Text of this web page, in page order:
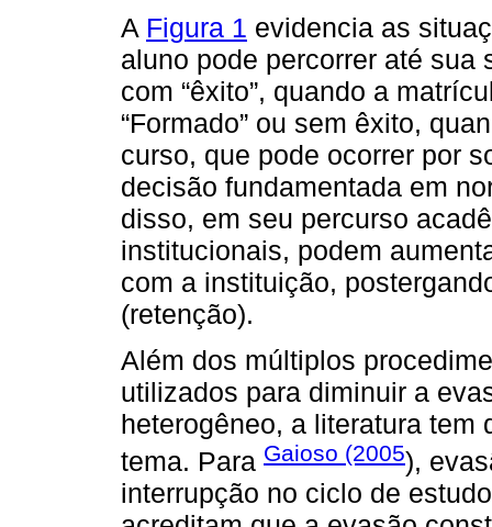
A Figura 1 evidencia as
aluno pode percorrer até
com “êxito”, quando a
“Formado” ou sem êxito,
curso, que pode ocorrer por
decisão fundamentada em
disso, em seu percurso
institucionais, podem
com a instituição,
(retenção).
Além dos múltiplos
utilizados para diminuir a
heterogêneo, a literatura tem
tema. Para Gaioso (2005),
interrupção no ciclo de